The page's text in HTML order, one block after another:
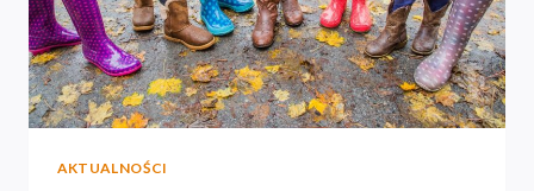
AKTUALNOŚCI